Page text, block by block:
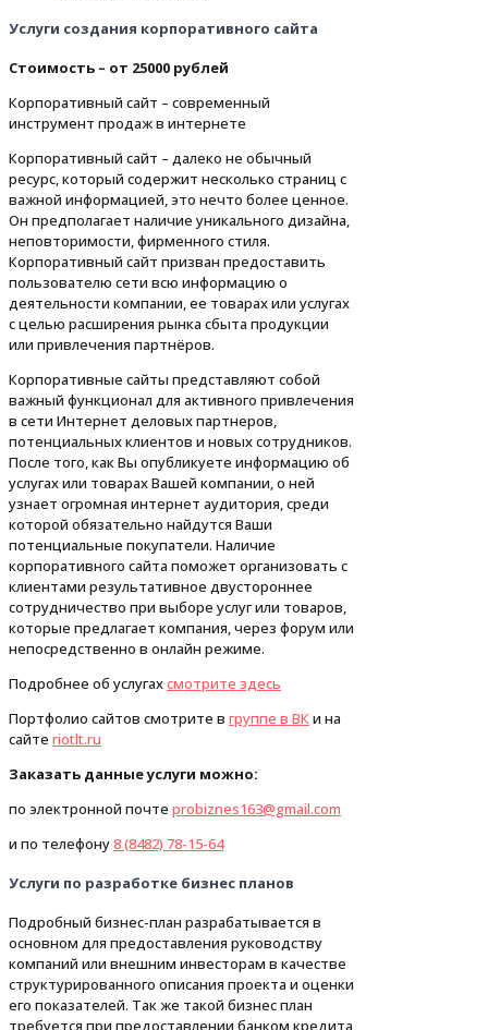
Услуги создания корпоративного сайта
Стоимость – от 25000 рублей
Корпоративный сайт – современный
инструмент продаж в интернете
Корпоративный сайт – далеко не обычный
ресурс, который содержит несколько страниц с
важной информацией, это нечто более ценное.
Он предполагает наличие уникального дизайна,
неповторимости, фирменного стиля.
Корпоративный сайт призван предоставить
пользователю сети всю информацию о
деятельности компании, ее товарах или услугах
с целью расширения рынка сбыта продукции
или привлечения партнёров.
Корпоративные сайты представляют собой
важный функционал для активного привлечения
в сети Интернет деловых партнеров,
потенциальных клиентов и новых сотрудников.
После того, как Вы опубликуете информацию об
услугах или товарах Вашей компании, о ней
узнает огромная интернет аудитория, среди
которой обязательно найдутся Ваши
потенциальные покупатели. Наличие
корпоративного сайта поможет организовать с
клиентами результативное двустороннее
сотрудничество при выборе услуг или товаров,
которые предлагает компания, через форум или
непосредственно в онлайн режиме.
Подробнее об услугахсмотрите здесь
Портфолио сайтов смотрите в группе в ВКи на
сайте riotlt.ru
Заказать данные услуги можно:
по электронной почте probiznes163@gmail.com
и по телефону8 (8482) 78-15-64
Услуги по разработке бизнес планов
Подробный бизнес-план разрабатывается в
основном для предоставления руководству
компаний или внешним инвесторам в качестве
структурированного описания проекта и оценки
его показателей. Так же такой бизнес план
требуется при предоставлении банком кредита